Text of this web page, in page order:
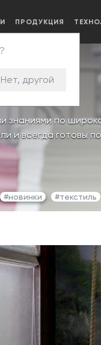
Нет, другой
ПРОДУКЦИЯ
по
и всегда готовы
#новинки #текстиль